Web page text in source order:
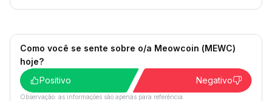
Como você se sente sobre o/a Meowcoin (MEWC)
hoje?
Positivo
Negativo
Observação: as informações são apenas para referência.